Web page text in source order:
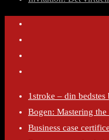
1stroke – din bedstes
Bogen: Mastering the
Business case